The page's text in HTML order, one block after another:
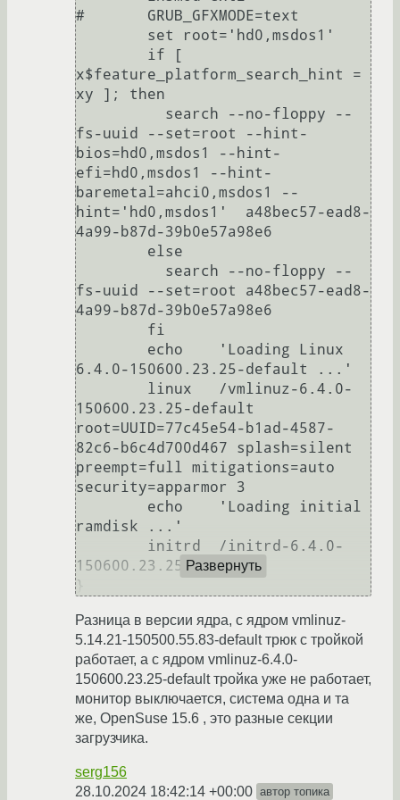
#	GRUB_GFXMODE=text
x$feature_platform_search_hint =
xy ]; then
fs-uuid --set=root --hint-
bios=hd0,msdos1 --hint-
efi=hd0,msdos1 --hint-
baremetal=ahci0,msdos1 --
hint='hd0,msdos1'  a48bec57-ead8-
4a99-b87d-39b0e57a98e6
fs-uuid --set=root a48bec57-ead8-
4a99-b87d-39b0e57a98e6
6.4.0-150600.23.25-default ...'
150600.23.25-default
root=UUID=77c45e54-b1ad-4587-
82c6-b6c4d700d467 splash=silent
preempt=full mitigations=auto
security=apparmor 3
ramdisk ...'
150600.23.25-default
Развернуть
Разница в версии ядра, с ядром vmlinuz-
5.14.21-150500.55.83-default трюк с тройкой
работает, а с ядром vmlinuz-6.4.0-
150600.23.25-default тройка уже не работает,
монитор выключается, система одна и та
же, OpenSuse 15.6 , это разные секции
загрузчика.
serg156
28.10.2024 18:42:14 +00:00 автор топика